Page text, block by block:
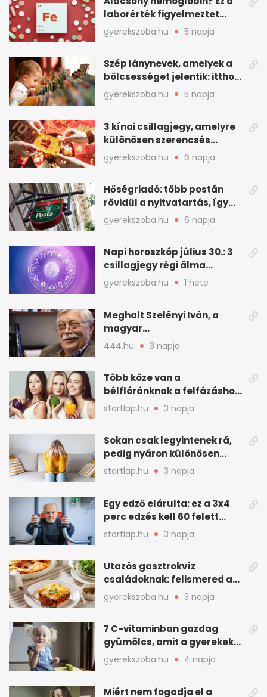
laborérték figyelmeztet
vashiányra
gyerekszoba.hu 5 napja
Szép lánynevek, amelyek a
bölcsességet jelentik: itthon
is adhatók
gyerekszoba.hu 5 napja
3 kínai csillagjegy, amelyre
különösen szerencsés
augusztus vár
gyerekszoba.hu 6 napja
Hőségriadó: több postán
rövidül a nyitvatartás, így
intézkedik a Magyar Posta
gyerekszoba.hu 6 napja
Napi horoszkóp július 30.: 3
csillagjegy régi álma
teljesülhet
gyerekszoba.hu 1 hete
Meghalt Szelényi Iván, a
magyar
társadalomtudomány
meghatározó alakja
444.hu 3 napja
Több köze van a
bélflóránknak a felfázáshoz,
mint hinnénk – Így védhetjük
nyáron a húgyutakat (x)
startlap.hu 3 napja
Sokan csak legyintenek rá,
pedig nyáron különösen
gyakran jelentkezik ez a
kellemetlen betegség
startlap.hu 3 napja
Egy edző elárulta: ez a 3x4
perc edzés kell 60 felett
mindenkinek
startlap.hu 3 napja
Utazós gasztrokvíz
családoknak: felismered az
asadót és társait?
gyerekszoba.hu 3 napja
7 C-vitaminban gazdag
gyümölcs, amit a gyerekek
is szívesen megesznek
gyerekszoba.hu 4 napja
Miért nem fogadja el a